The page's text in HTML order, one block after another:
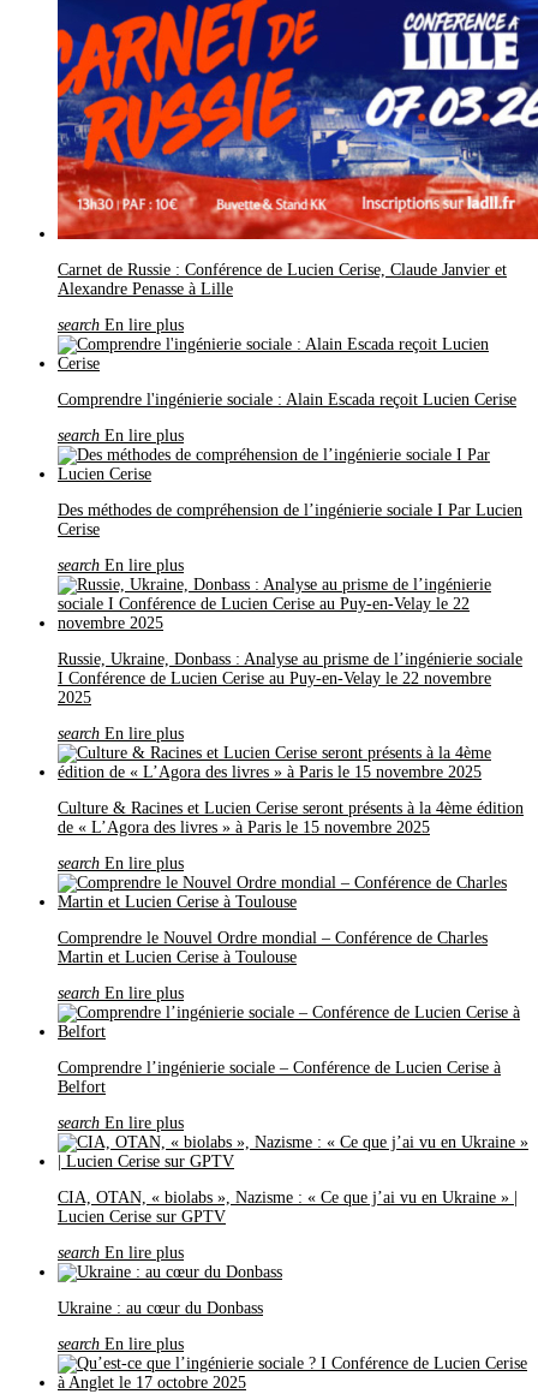
Carnet de Russie : Conférence de Lucien Cerise, Claude Janvier et
Alexandre Penasse à Lille
search En lire plus
Comprendre l'ingénierie sociale : Alain Escada reçoit Lucien Cerise
search En lire plus
Des méthodes de compréhension de l’ingénierie sociale I Par Lucien
Cerise
search En lire plus
Russie, Ukraine, Donbass : Analyse au prisme de l’ingénierie sociale
I Conférence de Lucien Cerise au Puy-en-Velay le 22 novembre
2025
search En lire plus
Culture & Racines et Lucien Cerise seront présents à la 4ème édition
de « L’Agora des livres » à Paris le 15 novembre 2025
search En lire plus
Comprendre le Nouvel Ordre mondial – Conférence de Charles
Martin et Lucien Cerise à Toulouse
search En lire plus
Comprendre l’ingénierie sociale – Conférence de Lucien Cerise à
Belfort
search En lire plus
CIA, OTAN, « biolabs », Nazisme : « Ce que j’ai vu en Ukraine » |
Lucien Cerise sur GPTV
search En lire plus
Ukraine : au cœur du Donbass
search En lire plus